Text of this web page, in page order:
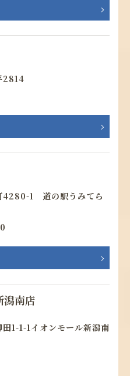
2814
4280-1 道の駅うみてら
潟南店
1-1-1イオンモール新潟南